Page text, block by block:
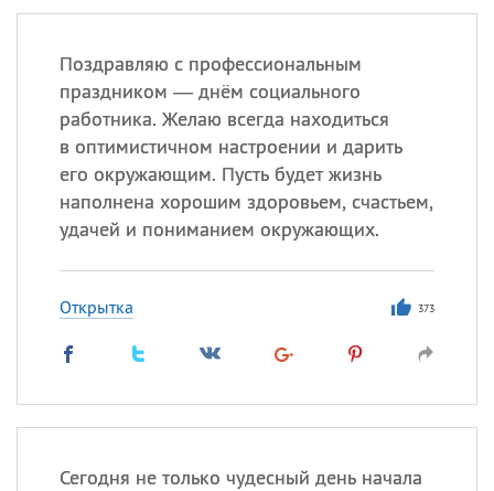
Поздравляю с профессиональным
праздником — днём социального
работника. Желаю всегда находиться
в оптимистичном настроении и дарить
его окружающим. Пусть будет жизнь
наполнена хорошим здоровьем, счастьем,
удачей и пониманием окружающих.
Открытка 373
Сегодня не только чудесный день начала
11.08 День полета на
11.08 День Святой Клары —
покровительницы
телевидения
ИМЕНА
Сегодня празднуют именины
Клим
Анфиса